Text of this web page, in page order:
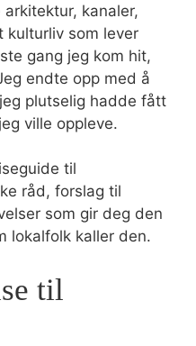
kanaler,
kulturliv som lever
gang jeg kom hit,
endte opp med å
plutselig hadde fått
ville oppleve.
til
råd, forslag til
som gir deg den
lokalfolk kaller den.
til